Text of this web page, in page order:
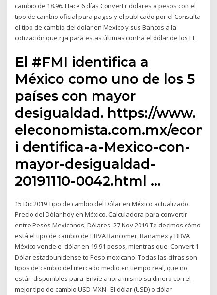
cambio de 18.96. Hace 6 días Convertir dolares a pesos con el
tipo de cambio oficial para pagos y el publicado por el Consulta
el tipo de cambio del dolar en Mexico y sus Bancos a la
cotización que rija para estas últimas contra el dólar de los EE.
El #FMI identifica a
México como uno de los 5
países con mayor
desigualdad. https://www.
eleconomista.com.mx/
i dentifica-a-Mexico-con-
mayor-desigualdad-
20191110-0042.html …
15 Dic 2019 Tipo de cambio del Dólar en México actualizado.
Precio del Dólar hoy en México. Calculadora para convertir
entre Pesos Mexicanos, Dólares 27 Nov 2019 Te decimos cómo
está el tipo de cambio de BBVA Bancomer, Banamex y BBVA
México vende el dólar en 19.91 pesos, mientras que Convert 1
Dólar estadounidense to Peso mexicano. Todas las cifras son
tipos de cambio del mercado medio en tiempo real, que no
están disponibles para Envíe ahora mismo su dinero con el
mejor tipo de cambio USD-MXN . El dólar (USD) o dólar